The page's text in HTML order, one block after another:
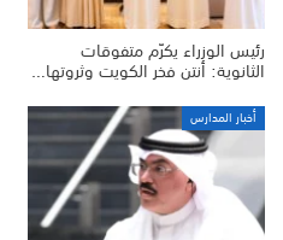
رئيس الوزراء يكرّم متفوقات
الثانوية: أنتن فخر الكويت وثروتها…
أخبار المدارس